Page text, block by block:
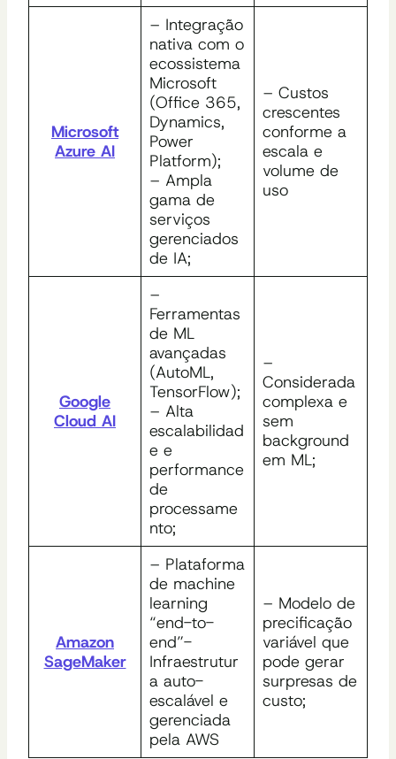
Microsoft
Azure AI
– Integração
nativa com o
ecossistema
Microsoft
(Office 365,
Dynamics,
Power
Platform);
– Ampla
gama de
serviços
gerenciados
de IA;
– Custos
crescentes
conforme a
escala e
volume de
uso
Google
Cloud AI
–
Ferramentas
de ML
avançadas
(AutoML,
TensorFlow);
– Alta
escalabilidad
e e
performance
de
processame
nto;
–
Considerada
complexa e
sem
background
em ML;
Amazon
SageMaker
– Plataforma
de machine
learning
“end-to-
end”-
Infraestrutur
a auto-
escalável e
gerenciada
pela AWS
– Modelo de
precificação
variável que
pode gerar
surpresas de
custo;